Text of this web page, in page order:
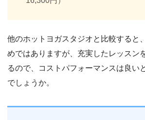
他のホットヨガスタジオと比較すると
めではありますが、充実したレッスン
るので、コストパフォーマンスは良い
でしょうか。